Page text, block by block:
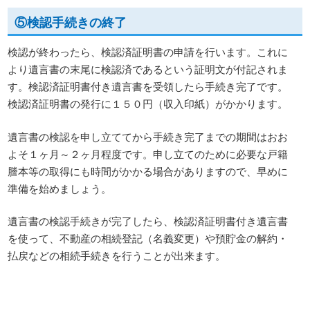
⑤検認手続きの終了
検認が終わったら、検認済証明書の申請を行います。これに
より遺言書の末尾に検認済であるという証明文が付記されま
す。検認済証明書付き遺言書を受領したら手続き完了です。
検認済証明書の発行に１５０円（収入印紙）がかかります。
遺言書の検認を申し立ててから手続き完了までの期間はおお
よそ１ヶ月～２ヶ月程度です。申し立てのために必要な戸籍
謄本等の取得にも時間がかかる場合がありますので、早めに
準備を始めましょう。
遺言書の検認手続きが完了したら、検認済証明書付き遺言書
を使って、不動産の相続登記（名義変更）や預貯金の解約・
払戻などの相続手続きを行うことが出来ます。